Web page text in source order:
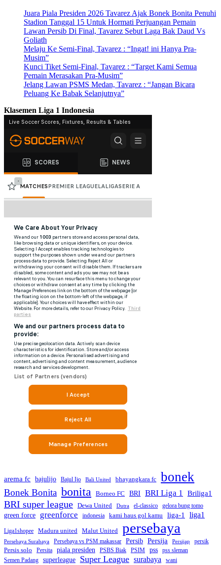
Juara Piala Presiden 2026 Tavarez Ajak Bonek Bonita Penuhi
Stadion Tanggal 15 Untuk Hormati Perjuangan Pemain
Lawan Persib Di Final, Tavarez Sebut Laga Bak Daud Vs
Goliath
Melaju Ke Semi-Final, Tavarez : “Ingat! ini Hanya Pra-
Musim”
Kunci Tiket Semi-Final, Tavarez : “Target Kami Semua
Pemain Merasakan Pra-Musim”
Jelang Lawan PSMS Medan, Tavarez : “Jangan Bicara
Peluang Ke Babak Selanjutnya”
Klasemen Liga 1 Indonesia
arema fc bajulijo Bajul Ijo Bali United bhayangkara fc bonek
Bonek Bonita bonita Borneo FC BRI BRI Liga 1 Briliga1
BRI super league Dewa United Dutra el-classico gelora bung tomo
green force greenforce indonesia kami haus gol kamu liga-1 liga1
Liga1shopee Madura united Malut United persebaya
Persebaya Surabaya Persebaya vs PSM makassar Persib Persija Persijap persik
Persis solo Persita piala presiden PSBS Biak PSIM pss
pss sleman
Semen Padang
superleague Super League surabaya wani